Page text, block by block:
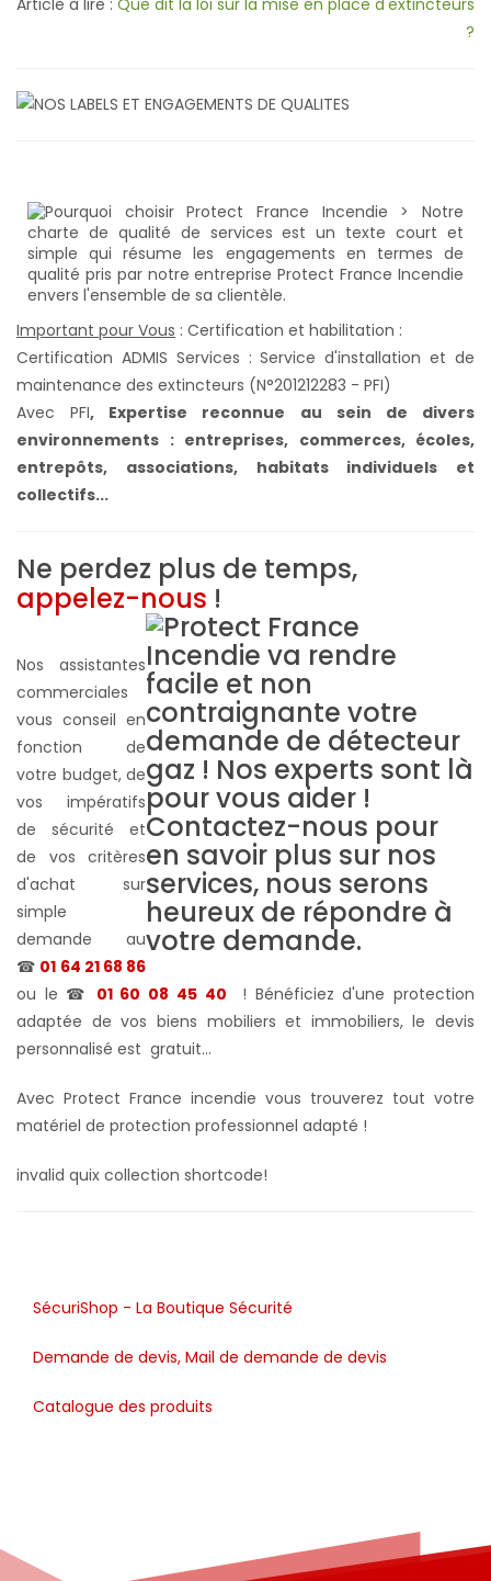
?
Important pour Vous : Certification et habilitation :
Certification ADMIS Services : Service d'installation et de
maintenance des extincteurs (N°201212283 - PFI)
Avec PFI, Expertise reconnue au sein de divers
environnements : entreprises, commerces, écoles,
entrepôts, associations, habitats individuels et
collectifs...
Ne perdez plus de temps,
appelez-nous !
Nos assistantes
commerciales
vous conseil en
fonction de
votre budget, de
vos impératifs
de sécurité et
de vos critères
d'achat sur
simple
demande au
☎ 01 64 21 68 86
ou le ☎ 01 60 08 45 40
! Bénéficiez d'une protection
adaptée de vos biens mobiliers et immobiliers, le devis
personnalisé est gratuit...
Avec Protect France incendie vous trouverez tout votre
matériel de protection professionnel adapté !
invalid quix collection shortcode!
SécuriShop - La Boutique Sécurité
Demande de devis, Mail de demande de devis
Catalogue des produits